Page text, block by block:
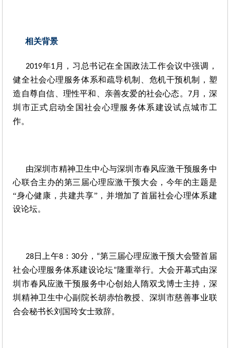
相关背景
2019年1 月，习总书记在全国政法工作会议中强调，
健全社会心理服务体系和疏导机制、危机干预机制，塑
造自尊自信、理性平和、亲善友爱的社会心态。
7月，深
圳市正式启动全国社会心理服务体系建设试点城市工
作。
由深圳市精神卫生中心与深圳市春风应激干预服务中
心联合主办的第三届心理应激干预大会，今年的主题是
“身心健康，共建共享”，并增加了首届社会心理体系建
设论坛。
28日上午8： 30分， “第三届心理应激干预大会暨首届
社会心理服务体系建设论坛”隆重举行。大会开幕式由深
圳市春风应激干预服务中心创始人隋双戈博士主持，深
圳精神卫生中心副院长胡赤怡教授、深圳市慈善事业联
合会秘书长刘国玲女士致辞。